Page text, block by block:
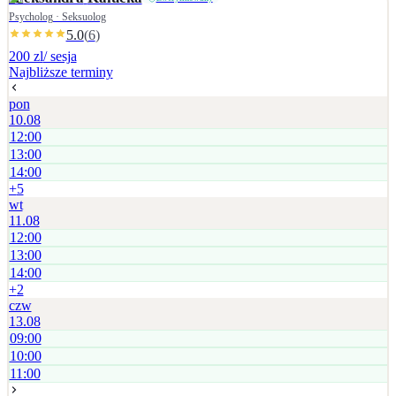
Psycholog · Seksuolog
5.0(6)
200 zl/ sesja
Najbliższe terminy
pon
10.08
12:00
13:00
14:00
+5
wt
11.08
12:00
13:00
14:00
+2
czw
13.08
09:00
10:00
11:00